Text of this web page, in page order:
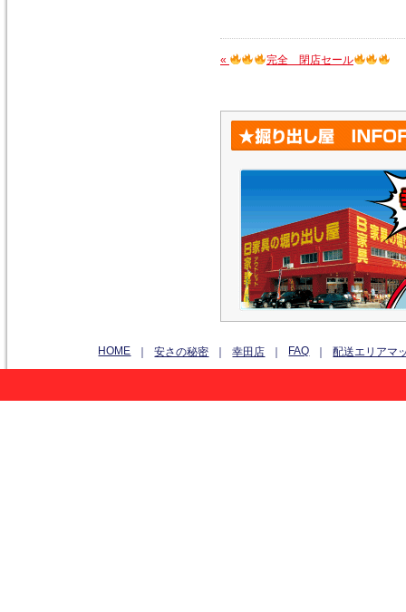
« 完全 閉店セール
HOME 安さの秘密 幸田店 FAQ 配送エリアマ